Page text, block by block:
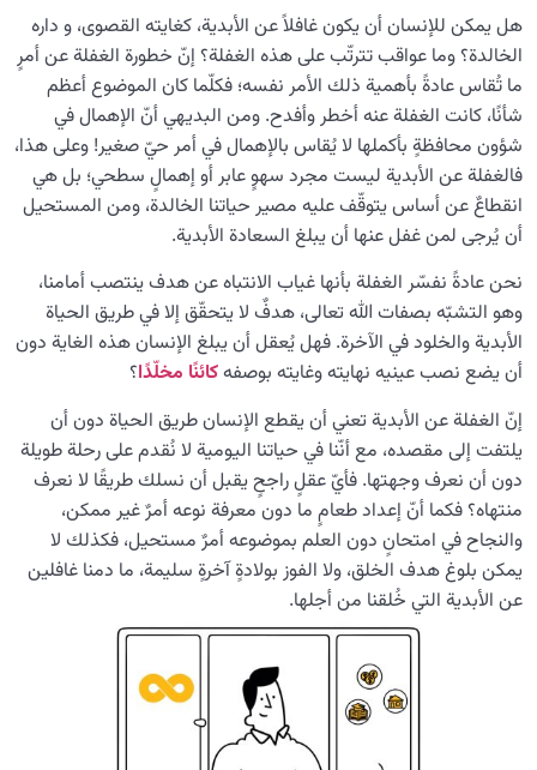
الشيطان… العدوّ المبين 0/14
الأمراض الخفية للروح 0/15
معرفة الجنة والنار 0/22
النظرة الأبدية والاستعداد للآخرة 0/14
أهمية العلاقة بين الإدراك والرغبة: كيف يوجّه الإدراك مسارات
رغباتنا؟
أهمية معرفة الآخرة وظروفه: كيف تؤثر على حياتنا الدنيوية؟
حلول لتقليل الضغط النفسي الناتج عن مشقات الحياة
منبع إدراك العالم: الأفعال ودلالاتها في عالم الدنيا
الرؤية الأبدية وتأثيرها في الأخلاق، ومستوى السعادة، وكيفية
بناء العلاقات
ما نتيجة الغفلة عن الأبدية؟ وكيف تُغيِّر مجرى حياتنا؟
ما هي مستلزمات الرحلة من الدنيا إلى الآخرة؟ وما دور سلامة
الحياة الدنيوية في مصيرنا الأبدي؟
ما أسباب تولّد الشك؟ وكيف يُهدِّدنا الشك في الطريق نحو
هل يمكن للإنسان أن يكون غافلاً عن الأبدية، كغايته القصوى، و داره
الخالدة؟ وما عواقب تترتّب على هذه الغفلة؟ إنّ خطورة الغفلة عن أمرٍ
ما تُقاس عادةً بأهمية ذلك الأمر نفسه؛ فكلّما كان الموضوع أعظم
شأنًا، كانت الغفلة عنه أخطر وأفدح. ومن البديهي أنّ الإهمال في
شؤون محافظةٍ بأكملها لا يُقاس بالإهمال في أمر حيّ صغير! وعلى هذا،
فالغفلة عن الأبدية ليست مجرد سهوٍ عابر أو إهمالٍ سطحي؛ بل هي
انقطاعٌ عن أساس يتوقّف عليه مصير حياتنا الخالدة، ومن المستحيل
أن يُرجى لمن غفل عنها أن يبلغ السعادة الأبدية.
نحن عادةً نفسّر الغفلة بأنها غياب الانتباه عن هدف ينتصب أمامنا،
وهو التشبّه بصفات الله تعالى، هدفٌ لا يتحقّق إلا في طريق الحياة
الأبدية والخلود في الآخرة. فهل يُعقل أن يبلغ الإنسان هذه الغاية دون
أن يضع نصب عينيه نهايته وغايته بوصفهكائنًا مخلّدًا؟
إنّ الغفلة عن الأبدية تعني أن يقطع الإنسان طريق الحياة دون أن
يلتفت إلى مقصده، مع أنّنا في حياتنا اليومية لا نُقدم على رحلة طويلة
دون أن نعرف وجهتها. فأيّ عقلٍ راجحٍ يقبل أن نسلك طريقًا لا نعرف
منتهاه؟ فكما أنّ إعداد طعامٍ ما دون معرفة نوعه أمرٌ غير ممكن،
والنجاح في امتحانٍ دون العلم بموضوعه أمرٌ مستحيل، فكذلك لا
يمكن بلوغ هدف الخلق، ولا الفوز بولادةٍ آخرةٍ سليمة، ما دمنا غافلين
عن الأبدية التي خُلقنا من أجلها.